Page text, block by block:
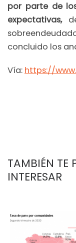
por parte de
expectativas,
concluido los
Vía: https://
TAMBIÉN TE
INTERESAR